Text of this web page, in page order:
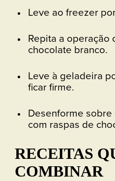
Leve ao freezer
Repita a operação
chocolate branco.
Leve à geladeira
ficar firme.
Desenforme
com raspas de
RECEITAS
COMBINAR